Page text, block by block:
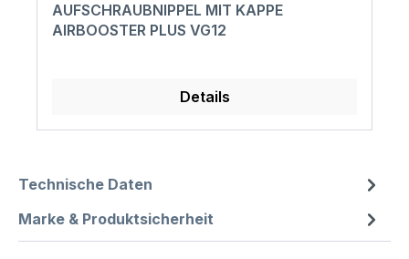
AUFSCHRAUBNIPPEL MIT KAPPE
AIRBOOSTER PLUS VG12
Details
Technische Daten
Marke & Produktsicherheit